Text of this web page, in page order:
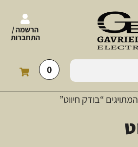
הרשמה /
התחברות
0
“בודק חיווט”